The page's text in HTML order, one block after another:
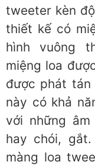
tweeter kèn
thiết kế có
hình vuông
miệng loa
được phát tán
này có khả
với những
hay chói,
màng loa